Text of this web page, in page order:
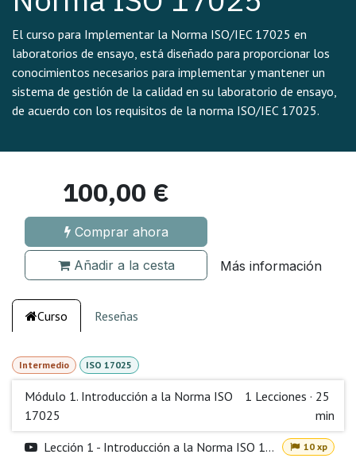
El curso para Implementar la Norma ISO/IEC 17025 en
laboratorios de ensayo, está diseñado para proporcionar los
conocimientos necesarios para implementar y mantener un
sistema de gestión de la calidad en su laboratorio de ensayo,
de acuerdo con los requisitos de la norma ISO/IEC 17025.
100,00 €
Comprar ahora
Añadir a la cesta Más información
Curso Reseñas
Intermedio ISO 17025
Módulo 1. Introducción a la Norma ISO
17025
1 Lecciones · 25
min
Lección 1 - Introducción a la Norma ISO 17025
10 xp